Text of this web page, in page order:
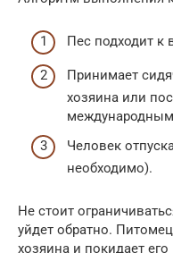
Пес подходит к
Принимает
хозяина или
Человек
необходимо).
Не стоит
уйдет обратно.
хозяина и покидает